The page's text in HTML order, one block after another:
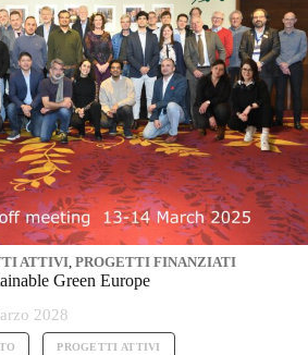
ATTIVI PROGETTI FINANZIATI
Green Europe
2028
PROGETTI ATTIVI